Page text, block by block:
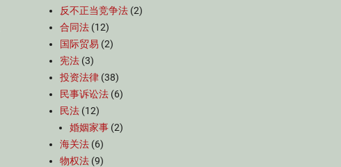
反不正当竞争法 (2)
合同法 (12)
国际贸易 (2)
宪法 (3)
投资法律 (38)
民事诉讼法 (6)
民法 (12)
婚姻家事 (2)
海关法 (6)
物权法 (9)